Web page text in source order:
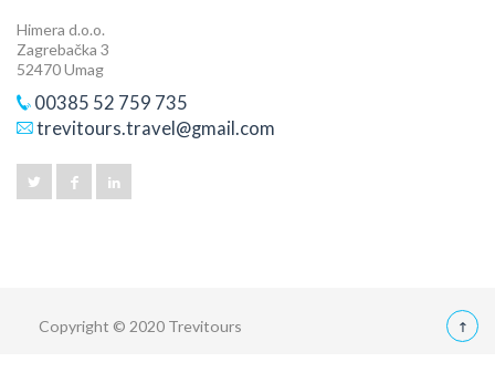
Himera d.o.o.
Zagrebačka 3
52470 Umag
00385 52 759 735
trevitours.travel@gmail.com
Copyright © 2020 Trevitours